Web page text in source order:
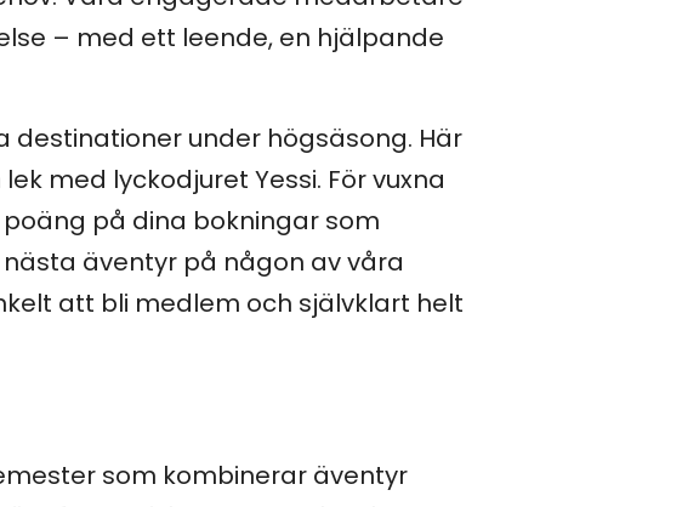
– med ett leende, en hjälpande
under högsäsong. Här
med lyckodjuret Yessi. För vuxna
på dina bokningar som
äventyr på någon av våra
att bli medlem och självklart helt
som kombinerar äventyr